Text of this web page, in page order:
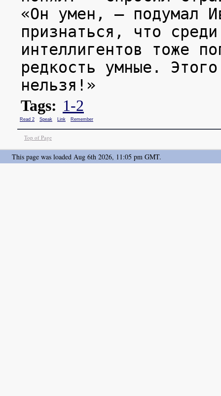
«Он умен, — подумал
признаться, что среди
интеллигентов тоже
редкость умные.
нельзя!»
Tags: 1-2
Read 2 Speak Link Remember
Top of Page
This page was loaded Aug 6th 2026, 11:05 pm GMT.